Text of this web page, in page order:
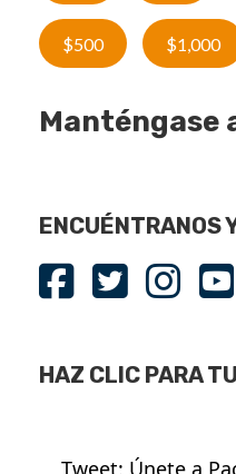
$500 $1,000
Manténgase
ENCUÉNTRANOS
HAZ CLIC PARA
Tweet: Únete a